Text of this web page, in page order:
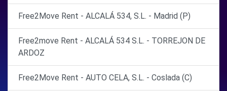
Free2Move Rent - ALCALÁ 534, S.L. - Madrid (P)
Free2move Rent - ALCALÁ 534 S.L. - TORREJON DE
ARDOZ
Free2Move Rent - AUTO CELA, S.L. - Coslada (C)